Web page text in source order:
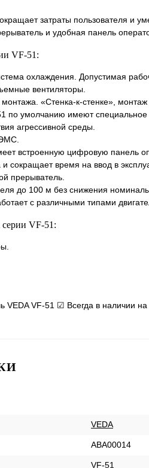
затраты пользователя и
и удобная панель
VF-51:
охлаждения. Допустимая
вентиляторы.
«Стенка-к-стенке»,
по умолчанию имеют
агрессивной среды.
встроенную цифровую панель
и сокращает время на ввод в
прерыватель.
до 100 м без снижения
с различными типами
VF-51:
VEDA VF-51 ☑ Всегда в наличии
VEDA
ABA00014
VF-51